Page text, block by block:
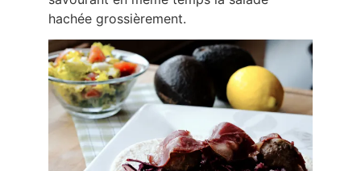
hachée grossièrement.